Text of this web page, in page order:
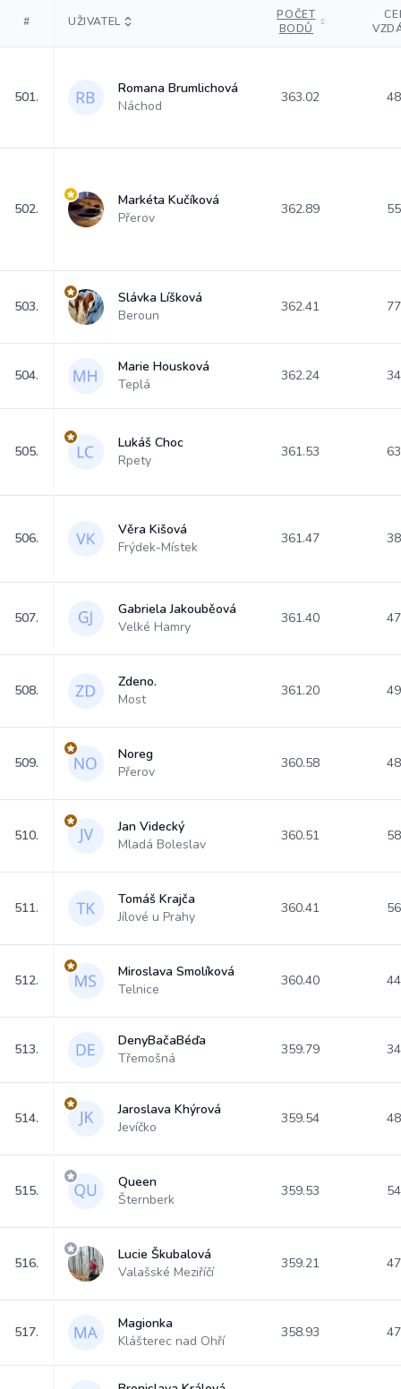
# UŽIVATEL
POČET
BODŮ
501.
Romana Brumlichová
Náchod
363.02
502.
Markéta Kučíková
Přerov
362.89
503.
Slávka Líšková
Beroun
362.41
504.
Marie Housková
Teplá
362.24
505.
Lukáš Choc
Rpety
361.53
506.
Věra Kišová
Frýdek-Místek
361.47
507.
Gabriela Jakouběová
Velké Hamry
361.40
508.
Zdeno.
Most
361.20
509.
Noreg
Přerov
360.58
510.
Jan Videcký
Mladá Boleslav
360.51
511.
Tomáš Krajča
Jílové u Prahy
360.41
512.
Miroslava Smolíková
Telnice
360.40
513.
DenyBačaBéďa
Třemošná
359.79
514.
Jaroslava Khýrová
Jevíčko
359.54
515.
Queen
Šternberk
359.53
516.
Lucie Škubalová
Valašské Meziříčí
359.21
517.
Magionka
Klášterec nad Ohří
358.93